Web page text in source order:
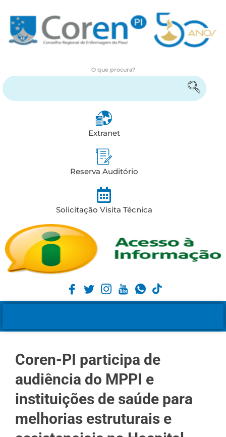
O que procura?
Extranet
Reserva Auditório
Solicitação Visita Técnica
Coren-PI participa de
audiência do MPPI e
instituições de saúde para
melhorias estruturais e